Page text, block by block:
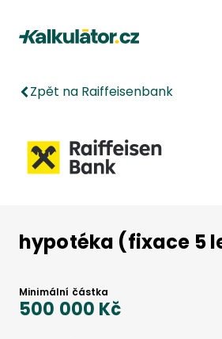
Kalkulátor.cz
Zpět na Raiffeisenbank
hypotéka (fixace 5
Minimální částka
500 000 Kč